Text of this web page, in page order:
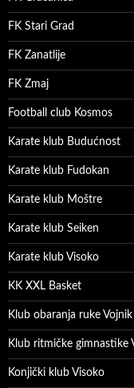
FK Stari Grad
FK Zanatlije
FK Zmaj
Football club Kosmos
Karate klub Budućnost
Karate klub Fudokan
Karate klub Moštre
Karate klub Seiken
Karate klub Visoko
KK XXL Basket
Klub obaranja ruke
Klub ritmičke gimnastike
Konjički klub Visoko